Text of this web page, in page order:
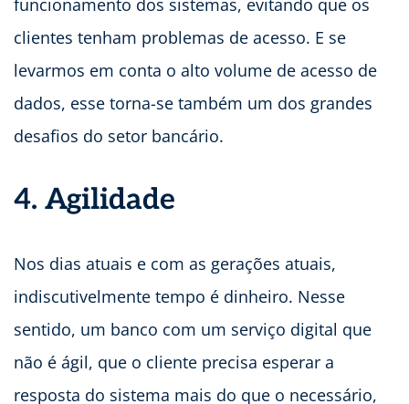
funcionamento dos sistemas, evitando que os
clientes tenham problemas de acesso. E se
levarmos em conta o alto volume de acesso de
dados, esse torna-se também um dos grandes
desafios do setor bancário.
4. Agilidade
Nos dias atuais e com as gerações atuais,
indiscutivelmente tempo é dinheiro. Nesse
sentido, um banco com um serviço digital que
não é ágil, que o cliente precisa esperar a
resposta do sistema mais do que o necessário,